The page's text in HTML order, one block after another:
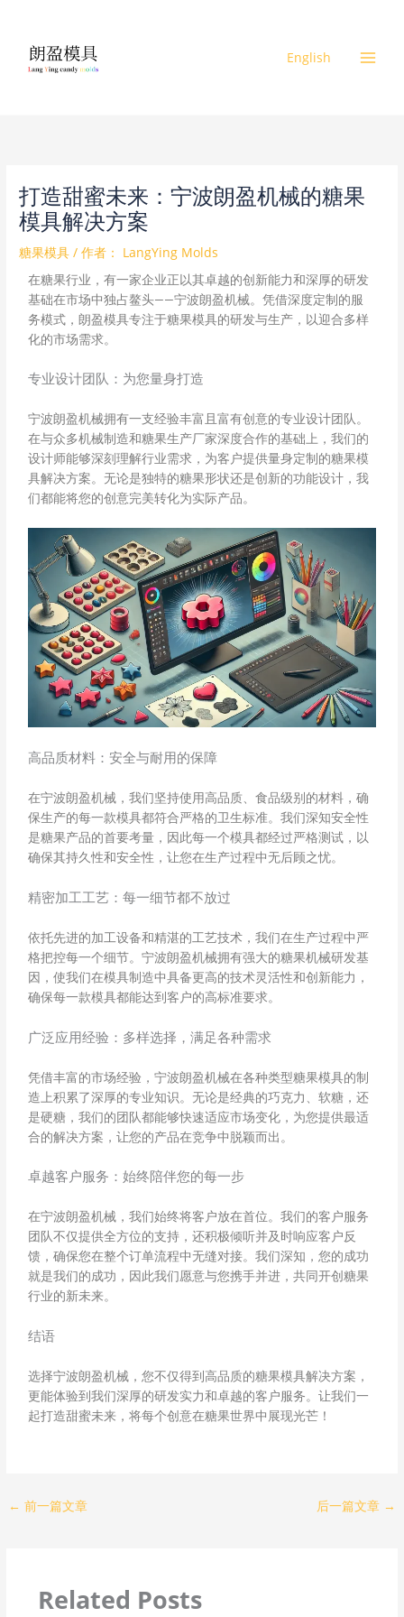
English
打造甜蜜未来：宁波朗盈机械的糖果
模具解决方案
糖果模具 / 作者： LangYing Molds
在糖果行业，有一家企业正以其卓越的创新能力和深厚的研发
基础在市场中独占鳌头——宁波朗盈机械。凭借深度定制的服
务模式，朗盈模具专注于糖果模具的研发与生产，以迎合多样
化的市场需求。
专业设计团队：为您量身打造
宁波朗盈机械拥有一支经验丰富且富有创意的专业设计团队。
在与众多机械制造和糖果生产厂家深度合作的基础上，我们的
设计师能够深刻理解行业需求，为客户提供量身定制的糖果模
具解决方案。无论是独特的糖果形状还是创新的功能设计，我
们都能将您的创意完美转化为实际产品。
高品质材料：安全与耐用的保障
在宁波朗盈机械，我们坚持使用高品质、食品级别的材料，确
保生产的每一款模具都符合严格的卫生标准。我们深知安全性
是糖果产品的首要考量，因此每一个模具都经过严格测试，以
确保其持久性和安全性，让您在生产过程中无后顾之忧。
精密加工工艺：每一细节都不放过
依托先进的加工设备和精湛的工艺技术，我们在生产过程中严
格把控每一个细节。宁波朗盈机械拥有强大的糖果机械研发基
因，使我们在模具制造中具备更高的技术灵活性和创新能力，
确保每一款模具都能达到客户的高标准要求。
广泛应用经验：多样选择，满足各种需求
凭借丰富的市场经验，宁波朗盈机械在各种类型糖果模具的制
造上积累了深厚的专业知识。无论是经典的巧克力、软糖，还
是硬糖，我们的团队都能够快速适应市场变化，为您提供最适
合的解决方案，让您的产品在竞争中脱颖而出。
卓越客户服务：始终陪伴您的每一步
在宁波朗盈机械，我们始终将客户放在首位。我们的客户服务
团队不仅提供全方位的支持，还积极倾听并及时响应客户反
馈，确保您在整个订单流程中无缝对接。我们深知，您的成功
就是我们的成功，因此我们愿意与您携手并进，共同开创糖果
行业的新未来。
结语
选择宁波朗盈机械，您不仅得到高品质的糖果模具解决方案，
更能体验到我们深厚的研发实力和卓越的客户服务。让我们一
起打造甜蜜未来，将每个创意在糖果世界中展现光芒！
← 前一篇文章 后一篇文章 →
Related Posts